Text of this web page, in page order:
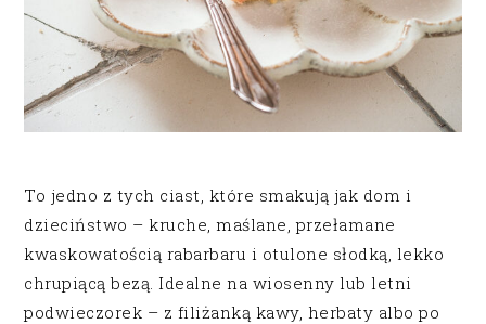
To jedno z tych ciast, które smakują jak dom i
dzieciństwo – kruche, maślane, przełamane
kwaskowatością rabarbaru i otulone słodką, lekko
chrupiącą bezą. Idealne na wiosenny lub letni
podwieczorek – z filiżanką kawy, herbaty albo po